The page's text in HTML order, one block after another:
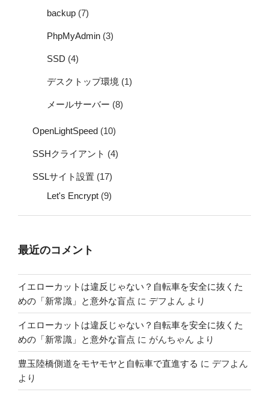
backup (7)
PhpMyAdmin (3)
SSD (4)
デスクトップ環境 (1)
メールサーバー (8)
OpenLightSpeed (10)
SSHクライアント (4)
SSLサイト設置 (17)
Let's Encrypt (9)
最近のコメント
イエローカットは違反じゃない？自転車を安全に抜くた
めの「新常識」と意外な盲点 に デフよん より
イエローカットは違反じゃない？自転車を安全に抜くた
めの「新常識」と意外な盲点 に がんちゃん より
豊玉陸橋側道をモヤモヤと自転車で直進する に デフよん
より